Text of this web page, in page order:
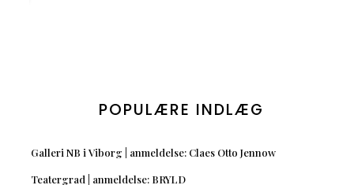
POPULÆRE INDLÆG
Galleri NB i Viborg | anmeldelse: Claes Otto Jennow
Teatergrad | anmeldelse: BRYLD